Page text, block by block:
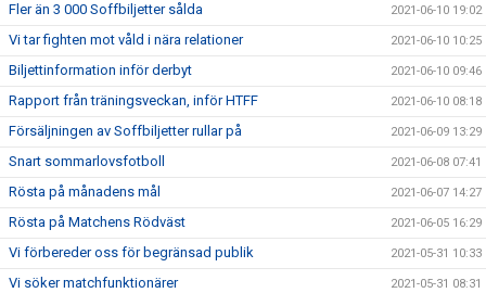
Fler än 3 000 Soffbiljetter sålda 2021-06-10 19:02
Vi tar fighten mot våld i nära relationer 2021-06-10 10:25
Biljettinformation inför derbyt 2021-06-10 09:46
Rapport från träningsveckan, inför HTFF 2021-06-10 08:18
Försäljningen av Soffbiljetter rullar på 2021-06-09 13:29
Snart sommarlovsfotboll 2021-06-08 07:41
Rösta på månadens mål 2021-06-07 14:27
Rösta på Matchens Rödväst 2021-06-05 16:29
Vi förbereder oss för begränsad publik 2021-05-31 10:33
Vi söker matchfunktionärer 2021-05-31 08:31